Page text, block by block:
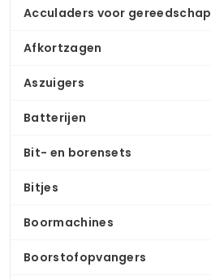
Acculaders voor gereedschap
Afkortzagen
Aszuigers
Batterijen
Bit- en borensets
Bitjes
Boormachines
Boorstofopvangers